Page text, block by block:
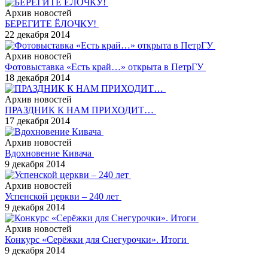
Архив новостей
БЕРЕГИТЕ ЁЛОЧКУ!
22 декабря 2014
Архив новостей
Фотовыставка «Есть край…» открыта в ПетрГУ
18 декабря 2014
Архив новостей
ПРАЗДНИК К НАМ ПРИХОДИТ…
17 декабря 2014
Архив новостей
Вдохновение Кивача
9 декабря 2014
Архив новостей
Успенской церкви – 240 лет
9 декабря 2014
Архив новостей
Конкурс «Серёжки для Снегурочки». Итоги
9 декабря 2014